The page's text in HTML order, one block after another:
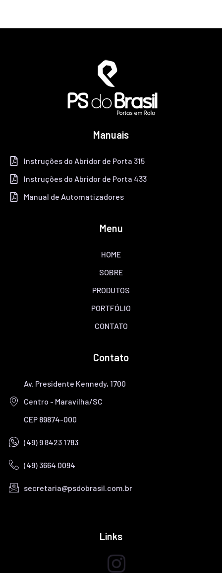
Manuais
Instruções do Abridor de Porta 315
Instruções do Abridor de Porta 433
Manual de Automatizadores
Menu
HOME
SOBRE
PRODUTOS
PORTFÓLIO
CONTATO
Contato
Av. Presidente Kennedy, 1700
Centro - Maravilha/SC
CEP 89874-000
(49) 9 8423 1783
(49) 3664 0094
secretaria@psdobrasil.com.br
Links